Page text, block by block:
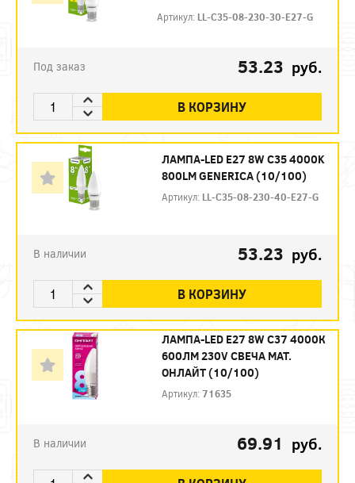
Артикул: LL-C35-08-230-30-E27-G
Под заказ 53.23 руб.
В КОРЗИНУ
ЛАМПА-LED E27 8W C35 4000K
800LM GENERICA (10/100)
Артикул: LL-C35-08-230-40-E27-G
В наличии 53.23 руб.
В КОРЗИНУ
ЛАМПА-LED E27 8W C37 4000К
600ЛМ 230V СВЕЧА МАТ.
ОНЛАЙТ (10/100)
Артикул:71635
В наличии 69.91 руб.